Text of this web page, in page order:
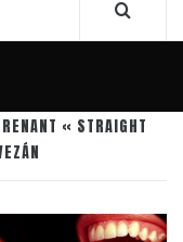
« STRAIGHT